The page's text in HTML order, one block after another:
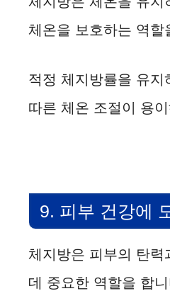
체온을 보호하는 역할
적정 체지방률을 유지
따른 체온 조절이 용
9. 피부 건강에
체지방은 피부의 탄력
데 중요한 역할을 합